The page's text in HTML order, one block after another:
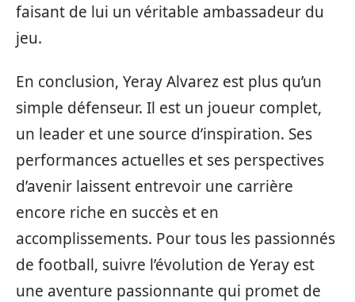
faisant de lui un véritable ambassadeur du
jeu.
En conclusion, Yeray Alvarez est plus qu’un
simple défenseur. Il est un joueur complet,
un leader et une source d’inspiration. Ses
performances actuelles et ses perspectives
d’avenir laissent entrevoir une carrière
encore riche en succès et en
accomplissements. Pour tous les passionnés
de football, suivre l’évolution de Yeray est
une aventure passionnante qui promet de